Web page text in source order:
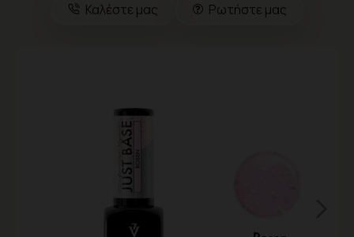
Καλέστε μας Ρωτήστε μας